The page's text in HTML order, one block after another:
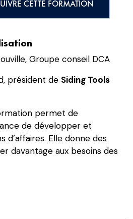
CETTE FORMATION
Groupe conseil DCA
président de Siding Tools
permet de
de développer et
d’affaires. Elle donne des
davantage aux besoins des